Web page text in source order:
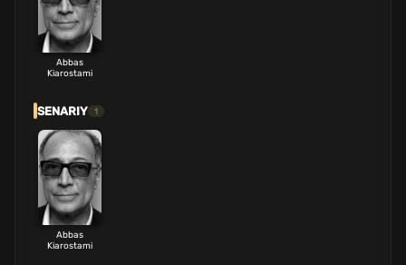
Abbas
Kiarostami
SENARIY 1
Abbas
Kiarostami